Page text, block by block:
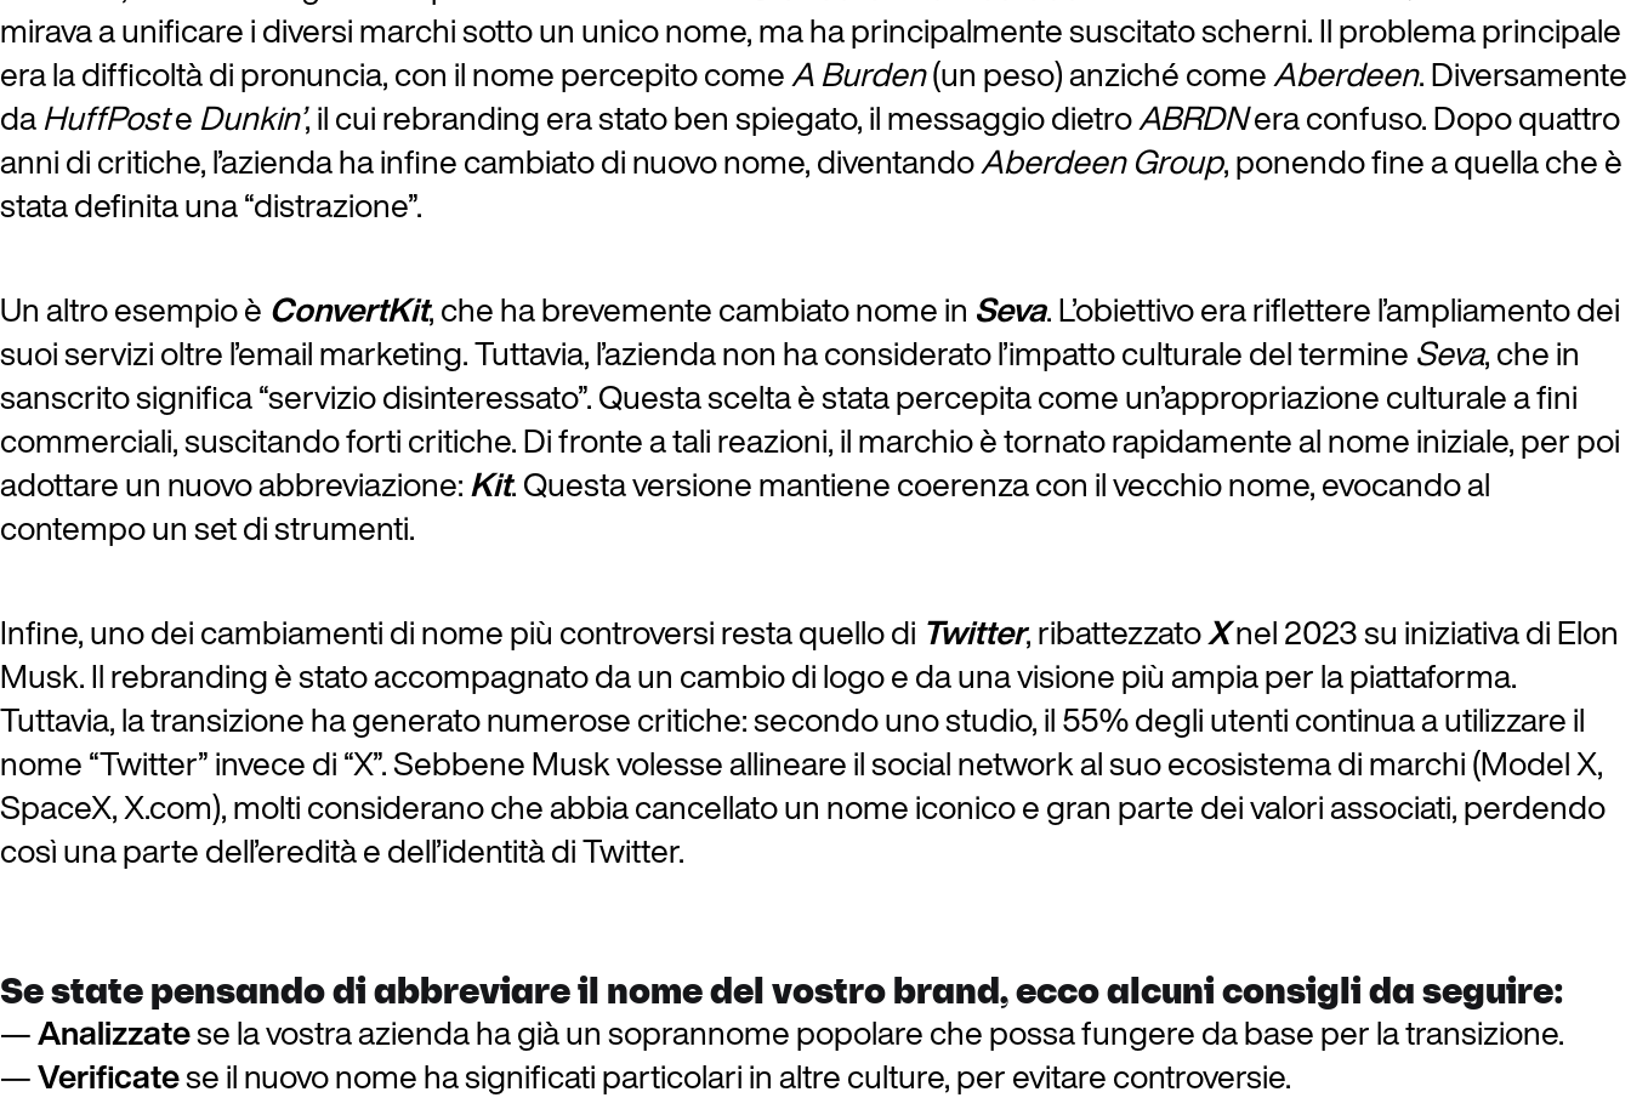
mirava a unificare i diversi marchi sotto un unico nome, ma ha principalmente suscitato scherni. Il problema principale
era la difficoltà di pronuncia, con il nome percepito comeA Burden(un peso) anziché comeAberdeen. Diversamente
daHuffPosteDunkin’, il cui rebranding era stato ben spiegato, il messaggio dietroABRDNera confuso. Dopo quattro
anni di critiche, l’azienda ha infine cambiato di nuovo nome, diventandoAberdeen Group, ponendo fine a quella che è
stata definita una “distrazione”.
Un altro esempio è ConvertKit, che ha brevemente cambiato nome in Seva. L’obiettivo era riflettere l’ampliamento dei
suoi servizi oltre l’email marketing. Tuttavia, l’azienda non ha considerato l’impatto culturale del termine Seva, che in
sanscrito significa “servizio disinteressato”. Questa scelta è stata percepita come un’appropriazione culturale a fini
commerciali, suscitando forti critiche. Di fronte a tali reazioni, il marchio è tornato rapidamente al nome iniziale, per poi
adottare un nuovo abbreviazione:Kit. Questa versione mantiene coerenza con il vecchio nome, evocando al
contempo un set di strumenti.
Infine, uno dei cambiamenti di nome più controversi resta quello di Twitter, ribattezzatoXnel 2023 su iniziativa di Elon
Musk. Il rebranding è stato accompagnato da un cambio di logo e da una visione più ampia per la piattaforma.
Tuttavia, la transizione ha generato numerose critiche: secondo uno studio, il 55% degli utenti continua a utilizzare il
nome “Twitter” invece di “X”. Sebbene Musk volesse allineare il social network al suo ecosistema di marchi (Model X,
SpaceX, X.com), molti considerano che abbia cancellato un nome iconico e gran parte dei valori associati, perdendo
così una parte dell’eredità e dell’identità di Twitter.
Se state pensando di abbreviare il nome del vostro brand, ecco alcuni consigli da seguire:
Analizzatese la vostra azienda ha già un soprannome popolare che possa fungere da base per la transizione.
Verificatese il nuovo nome ha significati particolari in altre culture, per evitare controversie.